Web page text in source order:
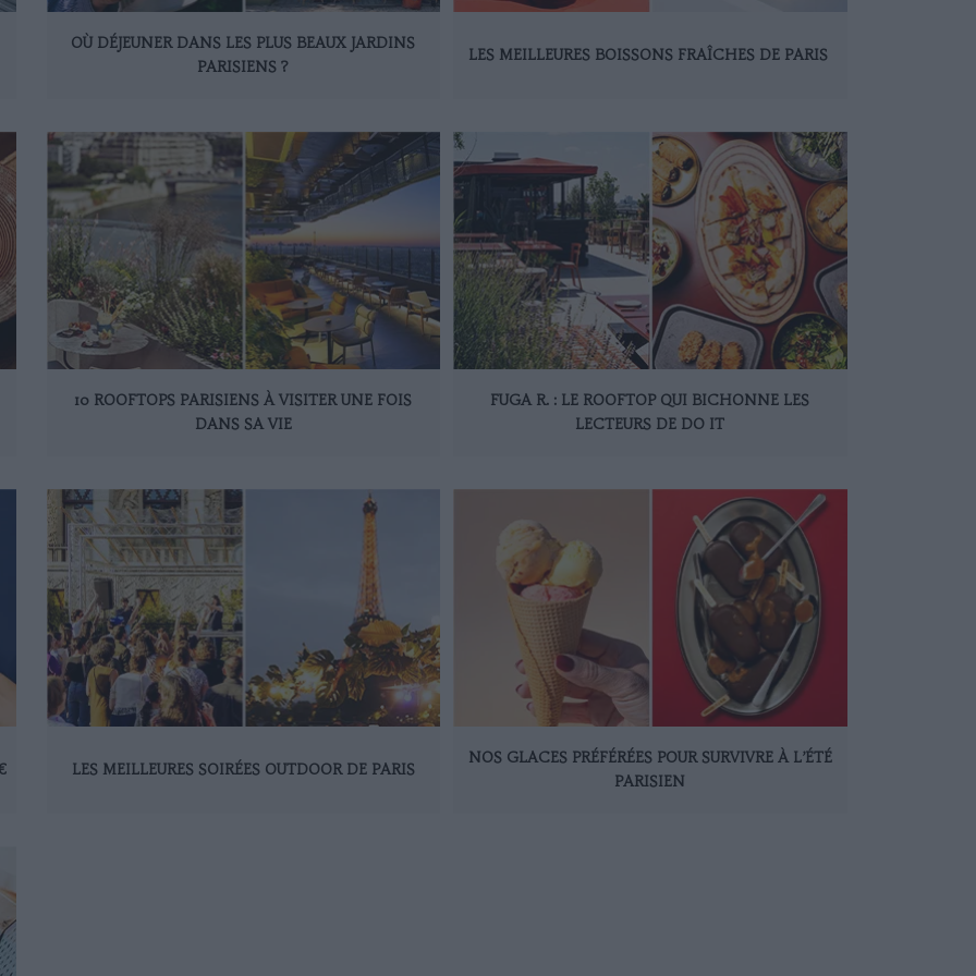
OÙ DÉJEUNER DANS LES PLUS BEAUX JARDINS
PARISIENS ?
LES MEILLEURES BOISSONS FRAÎCHES DE PARIS
10 ROOFTOPS PARISIENS À VISITER UNE FOIS
DANS SA VIE
FUGA R. : LE ROOFTOP QUI BICHONNE LES
LECTEURS DE DO IT
LES MEILLEURES SOIRÉES OUTDOOR DE PARIS
NOS GLACES PRÉFÉRÉES POUR SURVIVRE À L’ÉTÉ
PARISIEN